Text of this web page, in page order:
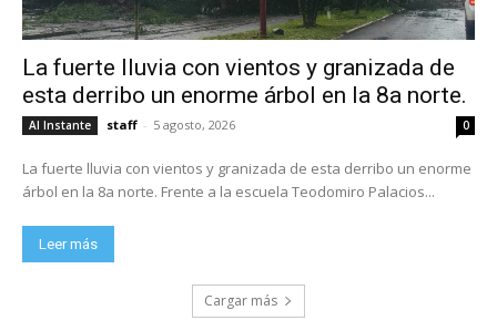
La fuerte lluvia con vientos y granizada de
esta derribo un enorme árbol en la 8a norte.
Al Instante staff - 5 agosto, 2026 0
La fuerte lluvia con vientos y granizada de esta derribo un enorme
árbol en la 8a norte. Frente a la escuela Teodomiro Palacios...
Leer más
Cargar más